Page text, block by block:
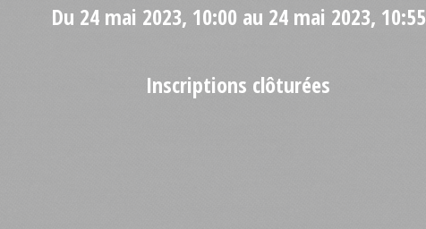
Du 24 mai 2023, 10:00 au 24 mai 2023, 10:55
Inscriptions clôturées